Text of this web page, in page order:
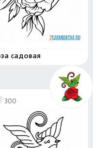
садовая
300